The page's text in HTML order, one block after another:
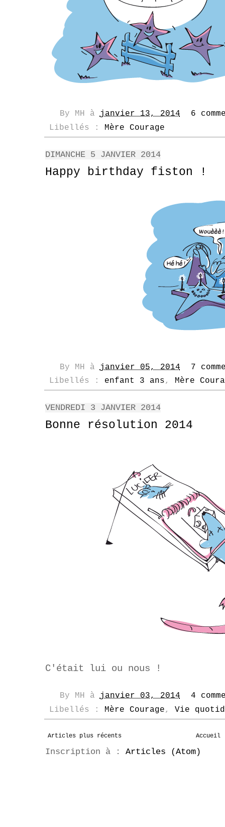
By MH àjanvier 13, 2014
6
Libellés : Mère Courage
DIMANCHE 5 JANVIER 2014
Happy birthday fiston !
By MH àjanvier 05, 2014
7
Libellés : enfant 3 ans, Mère
VENDREDI 3 JANVIER 2014
Bonne résolution 2014
C'était lui ou nous !
By MH àjanvier 03, 2014
4
Libellés : Mère Courage, Vie
Articles plus récents Accueil
Inscription à : Articles (Atom)